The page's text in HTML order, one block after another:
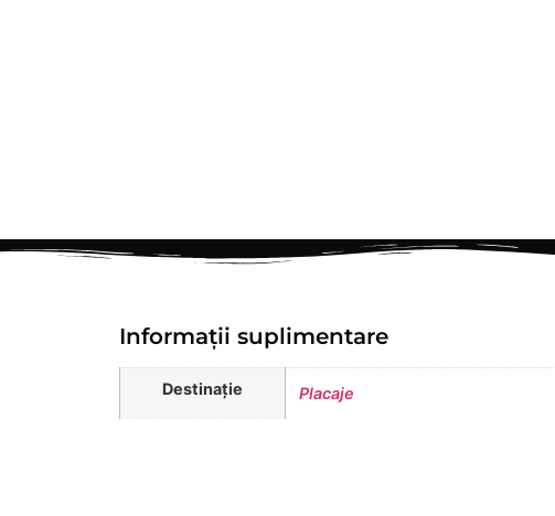
Informații suplimentare
Destinație Placaje